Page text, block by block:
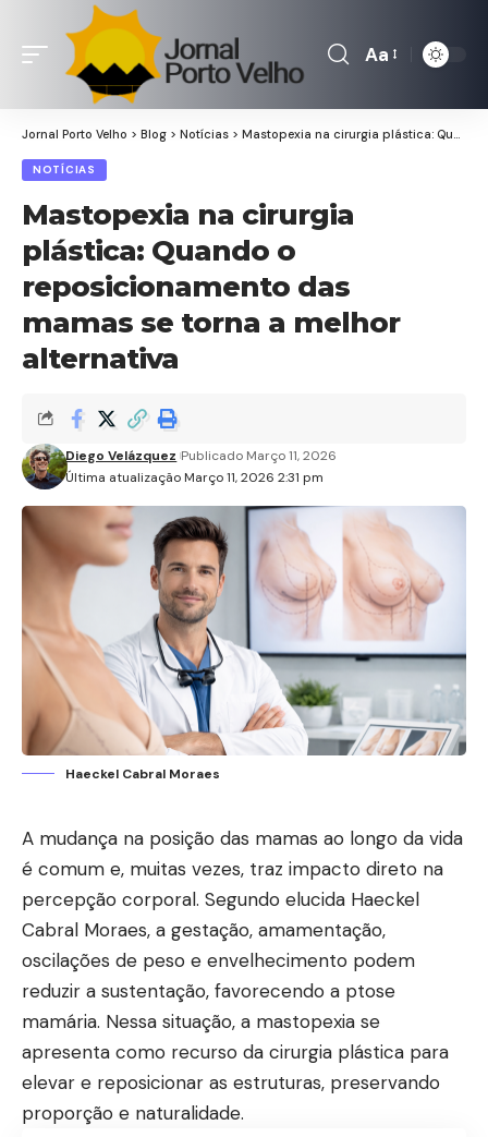
Font
Aa
Jornal Porto Velho > Blog > Notícias > Mastopexia na cirurgia plástica: Quando o reposicionamento das mamas se torna a melhor alternativa
NOTÍCIAS
Mastopexia na cirurgia
plástica: Quando o
reposicionamento das
mamas se torna a melhor
alternativa
Última atualização Março 11, 2026 2:31 pm
Diego Velázquez Publicado Março 11, 2026
Haeckel Cabral Moraes
A mudança na posição das mamas ao longo da vida
é comum e, muitas vezes, traz impacto direto na
percepção corporal. Segundo elucida Haeckel
Cabral Moraes, a gestação, amamentação,
oscilações de peso e envelhecimento podem
reduzir a sustentação, favorecendo a ptose
mamária. Nessa situação, a mastopexia se
apresenta como recurso da cirurgia plástica para
elevar e reposicionar as estruturas, preservando
proporção e naturalidade.